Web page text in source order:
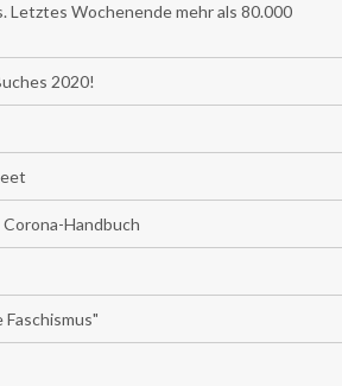
Letztes Wochenende mehr als 80.000
2020!
Handbuch